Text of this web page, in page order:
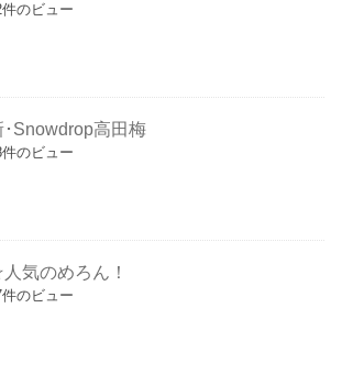
のビュー
･Snowdrop高田梅
のビュー
気のめろん！
のビュー